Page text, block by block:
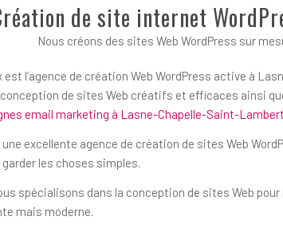
de site internet
Nous créons des sites Web WordPress sur
est l’agence de création Web WordPress active à
de sites Web créatifs et efficaces ainsi
email marketing à Lasne-Chapelle-Saint-Lambert
une excellente agence de création de sites Web
les choses simples.
spécialisons dans la conception de sites Web
mais moderne.